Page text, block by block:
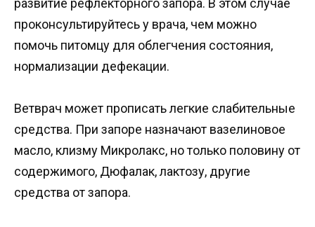
развитие рефлекторного запора. В этом случае
проконсультируйтесь у врача, чем можно
помочь питомцу для облегчения состояния,
нормализации дефекации.
Ветврач может прописать легкие слабительные
средства. При запоре назначают вазелиновое
масло, клизму Микролакс, но только половину от
содержимого, Дюфалак, лактозу, другие
средства от запора.